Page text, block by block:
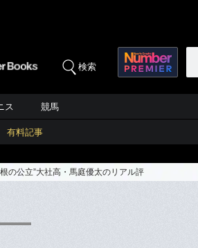
検索
ス 競馬
有料記事
の公立”大社高・馬庭優太のリアル評